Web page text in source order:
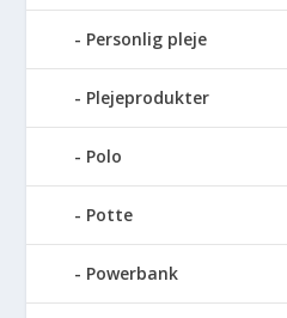
Personlig pleje
Plejeprodukter
Polo
Potte
Powerbank